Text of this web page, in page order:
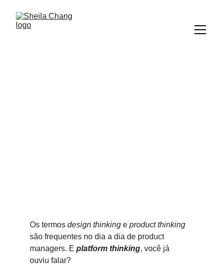
Os termos design thinking e product thinking
são frequentes no dia a dia de product
managers. E platform thinking, você já
ouviu falar?